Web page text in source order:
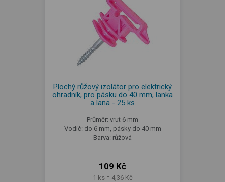
Plochý růžový izolátor pro elektrický
ohradník, pro pásku do 40 mm, lanka
a lana - 25 ks
Průměr: vrut 6 mm
Vodič: do 6 mm, pásky do 40 mm
Barva: růžová
109 Kč
1 ks = 4,36 Kč